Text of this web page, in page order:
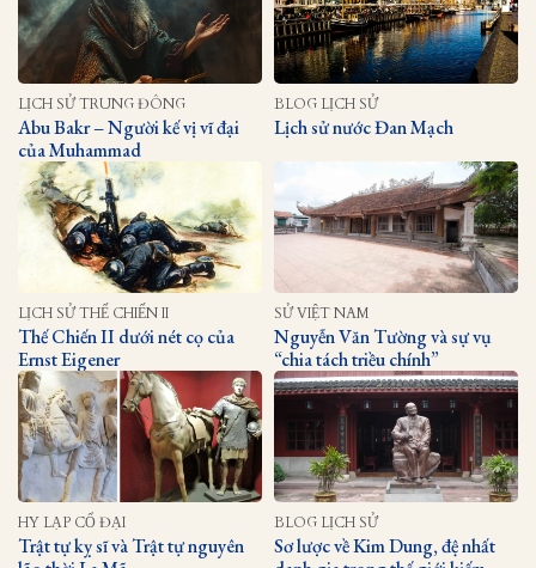
LỊCH SỬ TRUNG ĐÔNG
Abu Bakr – Người kế vị vĩ đại
của Muhammad
BLOG LỊCH SỬ
Lịch sử nước Đan Mạch
LỊCH SỬ THẾ CHIẾN II
Thế Chiến II dưới nét cọ của
Ernst Eigener
SỬ VIỆT NAM
Nguyễn Văn Tường và sự vụ
“chia tách triều chính”
HY LẠP CỔ ĐẠI
Trật tự kỵ sĩ và Trật tự nguyên
BLOG LỊCH SỬ
Sơ lược về Kim Dung, đệ nhất